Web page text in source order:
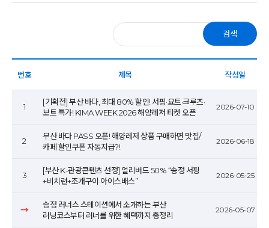
검색
번호 제목 작성일
1
[기획전] 부산 바다, 최대 80% 할인! 서핑·요트·크루즈·
보트 특가! KIMA WEEK 2026 해양레저 티켓 오픈
2026-07-10
2
부산 바다 PASS 오픈! 해양레저 상품 구매하면 맛집/
카페 할인쿠폰 자동지급?!
2026-06-18
3
[부산 K-관광콘텐츠 선정] 얼리버드 50% “송정 서핑
+비치런+조개구이·아이스배스”
2026-05-25
→
송정 러너스 스테이션에서 소개하는 부산
러닝코스부터 러너를 위한 혜택까지 총정리
2026-05-07